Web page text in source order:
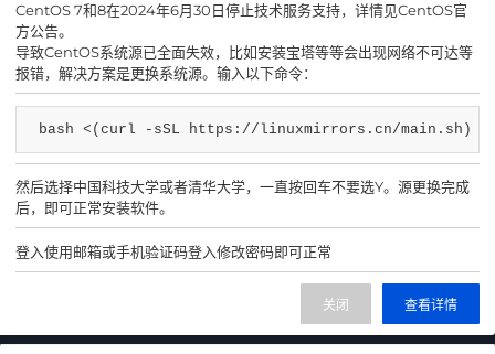
示例小程序
IDC/ISP证号 B1-20222145
CentOS 7和8在2024年6月30日停止技术服务支持，详情见CentOS官
方公告。
导致CentOS系统源已全面失效，比如安装宝塔等等会出现网络不可达等
报错，解决方案是更换系统源。输入以下命令：
bash <(curl -sSL https://linuxmirrors.cn/main.sh)
然后选择中国科技大学或者清华大学，一直按回车不要选Y。源更换完成
后，即可正常安装软件。
登入使用邮箱或手机验证码登入修改密码即可正常
查看详情
关闭